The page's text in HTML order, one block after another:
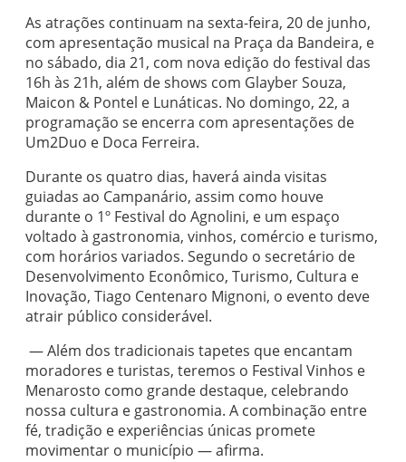
As atrações continuam na sexta-feira, 20 de junho,
com apresentação musical na Praça da Bandeira, e
no sábado, dia 21, com nova edição do festival das
16h às 21h, além de shows com Glayber Souza,
Maicon & Pontel e Lunáticas. No domingo, 22, a
programação se encerra com apresentações de
Um2Duo e Doca Ferreira.
Durante os quatro dias, haverá ainda visitas
guiadas ao Campanário, assim como houve
durante o 1º Festival do Agnolini, e um espaço
voltado à gastronomia, vinhos, comércio e turismo,
com horários variados. Segundo o secretário de
Desenvolvimento Econômico, Turismo, Cultura e
Inovação, Tiago Centenaro Mignoni, o evento deve
atrair público considerável.
­ — Além dos tradicionais tapetes que encantam
moradores e turistas, teremos o Festival Vinhos e
Menarosto como grande destaque, celebrando
nossa cultura e gastronomia. A combinação entre
fé, tradição e experiências únicas promete
movimentar o município — afirma.